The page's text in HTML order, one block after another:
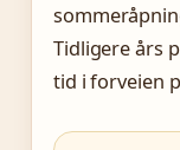
Tidligere års
tid i forveien